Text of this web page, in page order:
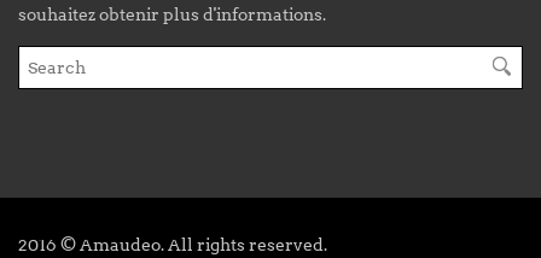
souhaitez obtenir plus d'informations.
2016 © Amaudeo. All rights reserved.